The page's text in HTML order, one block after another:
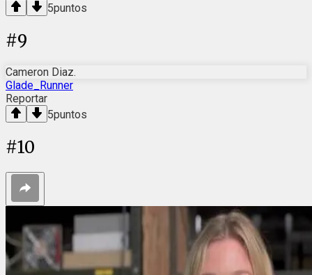
5puntos
#9
Cameron Diaz.
Glade_Runner
Reportar
5puntos
#10